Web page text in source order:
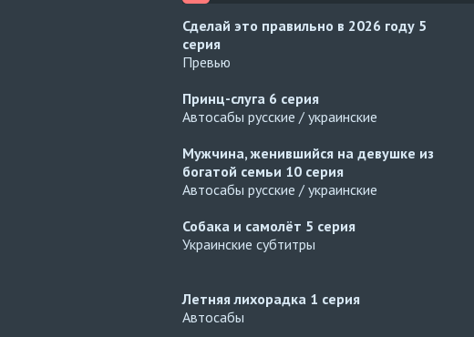
Сделай это правильно в 2026 году 5
серия
Превью
Принц-слуга 6 серия
Автосабы русские / украинские
Мужчина, женившийся на девушке из
богатой семьи 10 серия
Автосабы русские / украинские
Собака и самолёт 5 серия
Украинские субтитры
Летняя лихорадка 1 серия
Автосабы